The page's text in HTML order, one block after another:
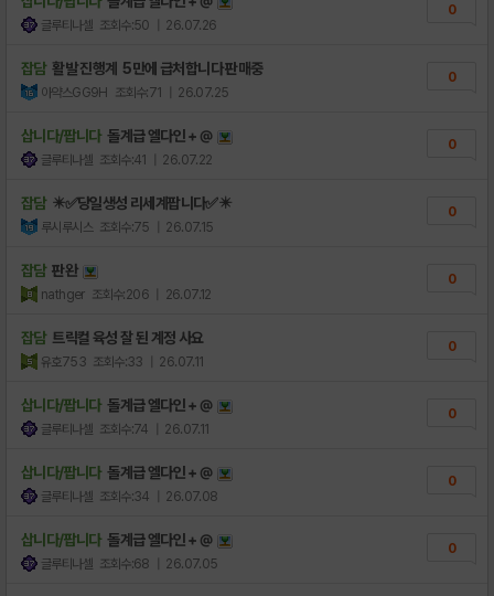
글루티나셀 조회수:50 | 26.07.26
0
잡담 활발 진행계 5만에 급처합니다 판매중
아약스GG9H 조회수:71 | 26.07.25
0
삽니다/팝니다 돌계급 엘다인 + @
글루티나셀 조회수:41 | 26.07.22
0
잡담 ✴️✅당일생성 리세계팝니다✅✴️
루시루시스 조회수:75 | 26.07.15
0
잡담 판완
nathger 조회수:206 | 26.07.12
0
잡담 트릭컬 육성 잘 된 계정 사요
유호753 조회수:33 | 26.07.11
0
삽니다/팝니다 돌계급 엘다인 + @
글루티나셀 조회수:74 | 26.07.11
0
삽니다/팝니다 돌계급 엘다인 + @
글루티나셀 조회수:34 | 26.07.08
0
삽니다/팝니다 돌계급 엘다인 + @
글루티나셀 조회수:68 | 26.07.05
0